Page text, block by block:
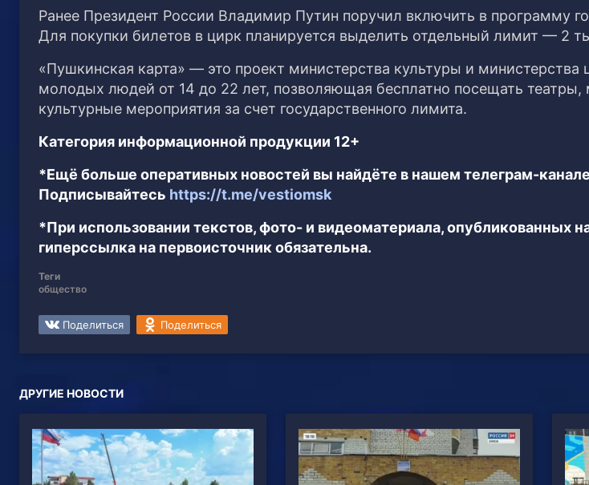
Ранее Президент России Владимир Путин поручил включить в программу
Для покупки билетов в цирк планируется выделить отдельный лимит — 2
«Пушкинская карта» — это проект министерства культуры и министерства
молодых людей от 14 до 22 лет, позволяющая бесплатно посещать театры,
культурные мероприятия за счет государственного лимита.
Категория информационной продукции 12+
*Ещё больше оперативных новостей вы найдёте в нашем телеграм-
Подписывайтесь https://t.me/vestiomsk
*При использовании текстов, фото- и видеоматериала, опубликованных
гиперссылка на первоисточник обязательна.
Теги
общество
Поделиться Поделиться
ДРУГИЕ НОВОСТИ